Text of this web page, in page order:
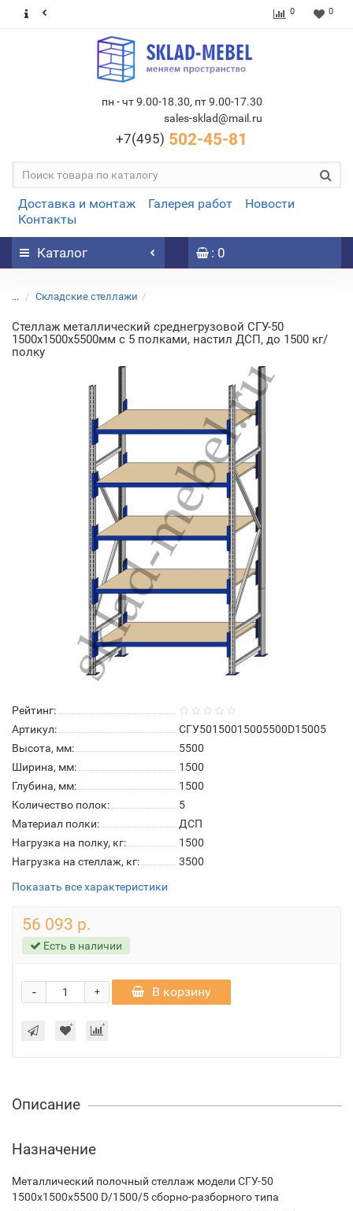
0 0
пн - чт 9.00-18.30, пт 9.00-17.30
sales-sklad@mail.ru
+7(495) 502-45-81
Доставка и монтаж Галерея работ
Новости
Контакты
Каталог : 0
... Складские стеллажи
Стеллаж металлический среднегрузовой СГУ-50
1500х1500х5500мм с 5 полками, настил ДСП, до 1500 кг/
полку
Рейтинг:
Артикул:
СГУ50150015005500D15005
Высота, мм:
5500
Ширина, мм:
1500
Глубина, мм:
1500
Количество полок:
5
Материал полки:
ДСП
Нагрузка на полку, кг:
1500
Нагрузка на стеллаж, кг:
3500
Показать все характеристики
56 093 р.
Есть в наличии
+
- В корзину
Описание
Назначение
Металлический полочный стеллаж модели СГУ-50
1500х1500х5500 D/1500/5 сборно-разборного типа